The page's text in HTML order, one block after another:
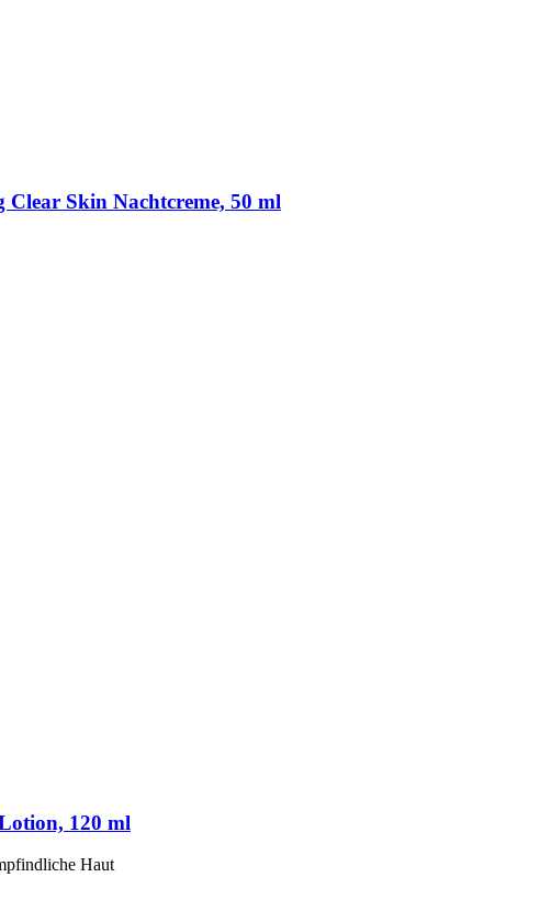
Clear Skin Nachtcreme, 50 ml
120 ml
Haut